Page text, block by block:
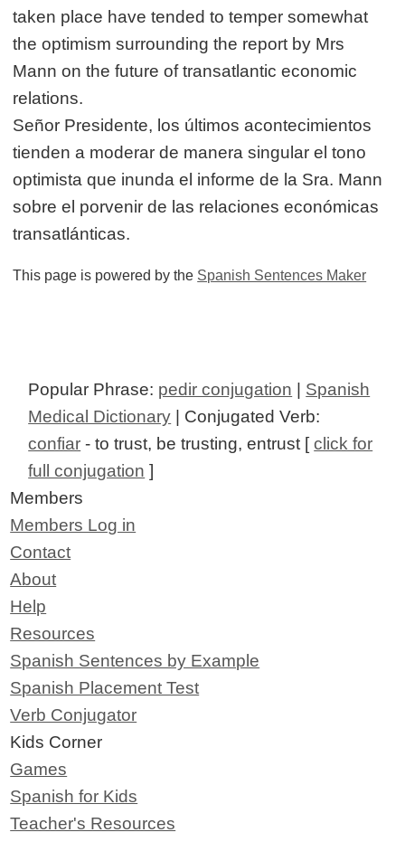
taken place have tended to temper somewhat
the optimism surrounding the report by Mrs
Mann on the future of transatlantic economic
relations.
Señor Presidente, los últimos acontecimientos
tienden a moderar de manera singular el tono
optimista que inunda el informe de la Sra. Mann
sobre el porvenir de las relaciones económicas
transatlánticas.
This page is powered by the Spanish Sentences Maker
Popular Phrase: pedir conjugation | Spanish
Medical Dictionary | Conjugated Verb:
confiar - to trust, be trusting, entrust [click for
full conjugation ]
Members
Members Log in
Contact
About
Help
Resources
Spanish Sentences by Example
Spanish Placement Test
Verb Conjugator
Kids Corner
Games
Spanish for Kids
Teacher's Resources